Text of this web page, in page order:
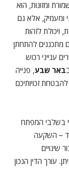
ומזונות, הוא
ומעמיק, אלא גם
לזהות
מתכננים להתחתן
ענייני רכוש
באר שבע, פנייה
זכויותיכם
בשלבי המפתח
– השקעה
שינויים
עורך הדין הנכון